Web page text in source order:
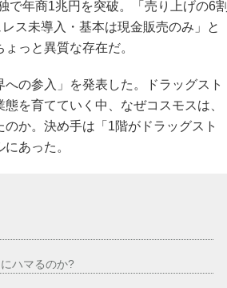
で年商1兆円を突破。「売り上げの6割
ス未導入・基本は現金販売のみ」と
っと異質な存在だ。
の参入」を発表した。ドラッグスト
を育てていく中、なぜコスモスは、
か。決め手は「1階がドラッグスト
あった。
ハマるのか?